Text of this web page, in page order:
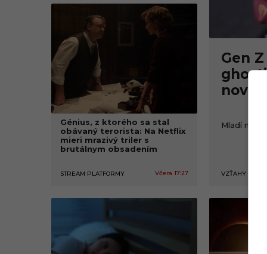
a
v
n
ý
p
o
r
t
l
Gen
nový
Mladí majú
VZŤAHY
Génius, z ktorého sa stal
obávaný terorista: Na Netflix
mieri mrazivý triler s
brutálnym obsadením
STREAM PLATFORMY Včera 17:27